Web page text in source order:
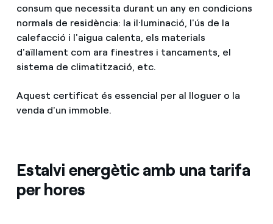
consum que necessita durant un any en condicions
normals de residència: la il·luminació, l'ús de la
calefacció i l'aigua calenta, els materials
d'aïllament com ara finestres i tancaments, el
sistema de climatització, etc.
Aquest certificat és essencial per al lloguer o la
venda d'un immoble.
Estalvi energètic amb una tarifa
per hores